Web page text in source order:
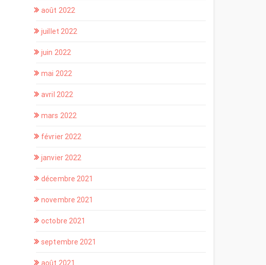
août 2022
juillet 2022
juin 2022
mai 2022
avril 2022
mars 2022
février 2022
janvier 2022
décembre 2021
novembre 2021
octobre 2021
septembre 2021
août 2021